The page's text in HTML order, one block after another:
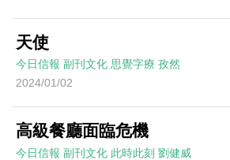
天使
今日信報 副刊文化 思覺字療 孜然
2024/01/02
高級餐廳面臨危機
今日信報 副刊文化 此時此刻 劉健威